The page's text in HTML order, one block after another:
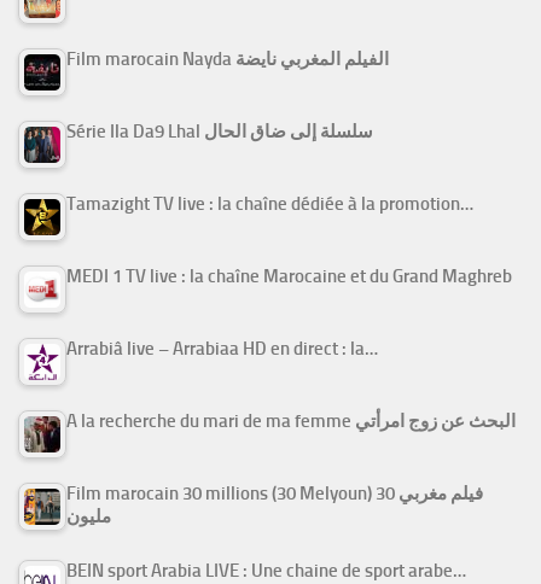
Film marocain Nayda الفيلم المغربي نايضة
Série Ila Da9 Lhal سلسلة إلى ضاق الحال
Tamazight TV live : la chaîne dédiée à la promotion…
MEDI 1 TV live : la chaîne Marocaine et du Grand Maghreb
Arrabiâ live – Arrabiaa HD en direct : la…
A la recherche du mari de ma femme البحث عن زوج امرأتي
Film marocain 30 millions (30 Melyoun) فيلم مغربي 30
مليون
BEIN sport Arabia LIVE : Une chaine de sport arabe…